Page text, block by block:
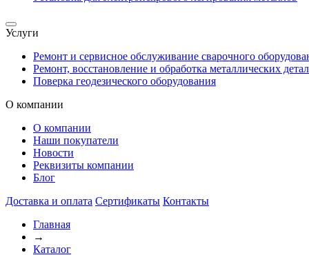
Услуги
Ремонт и сервисное обслуживание сварочного
Ремонт, восстановление и обработка металлических
Поверка геодезического оборудования
О компании
О компании
Наши покупатели
Новости
Реквизиты компании
Блог
Доставка и оплата Сертификаты Контакты
Главная
→
Каталог